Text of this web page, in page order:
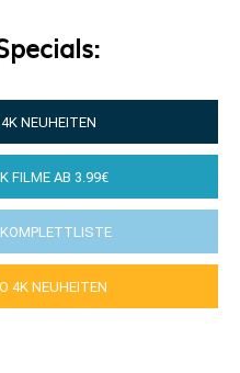
NEUHEITEN
FILME AB 3.99€
4K NEUHEITEN